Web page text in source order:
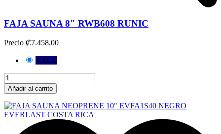
FAJA SAUNA 8" RWB608 RUNIC
Precio ₡7.458,00
AZUL
Añadir al carrito